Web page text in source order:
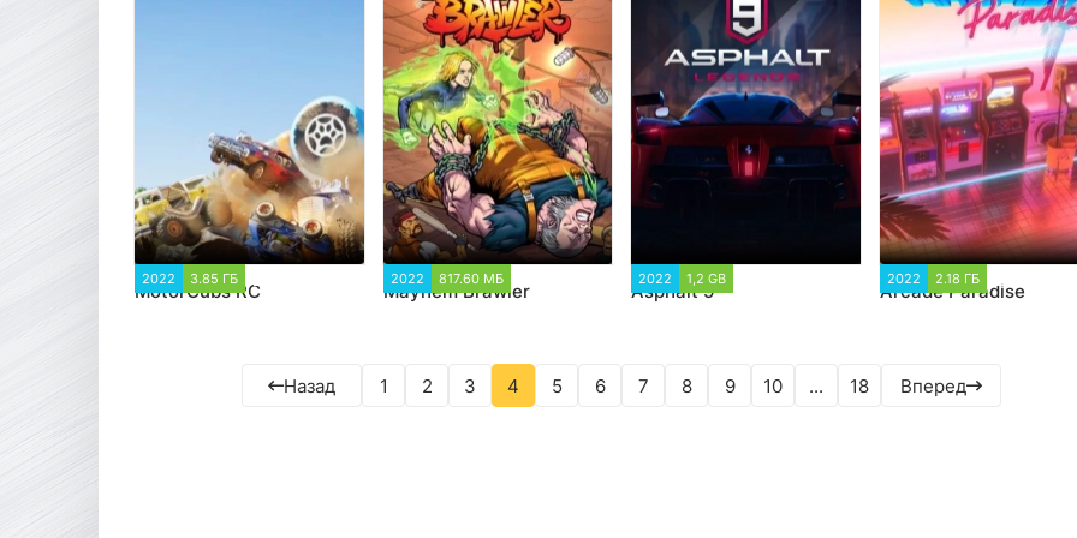
2022 3.85 ГБ
MotorCubs RC
2022 817.60 МБ
Mayhem Brawler
2022 1,2 GB
Asphalt 9
2022 2.18 ГБ
Arcade Paradise
Назад 1 2 3 4 5 6 7 8 9 10 ... 18 Вперед